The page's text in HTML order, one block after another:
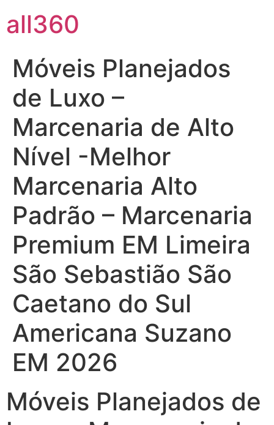
all360
Móveis Planejados
de Luxo –
Marcenaria de Alto
Nível -Melhor
Marcenaria Alto
Padrão – Marcenaria
Premium EM Limeira
São Sebastião São
Caetano do Sul
Americana Suzano
EM 2026
Móveis Planejados de